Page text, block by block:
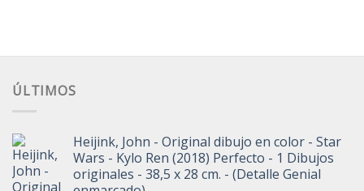
ÚLTIMOS
Heijink, John - Original dibujo en color - Star
Wars - Kylo Ren (2018) Perfecto - 1 Dibujos
originales - 38,5 x 28 cm. - (Detalle Genial